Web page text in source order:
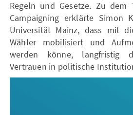
Regeln und Gesetze. Zu dem
Campaigning erklärte Simon
Universität Mainz, dass mit
Wähler mobilisiert und
werden könne, langfristig
Vertrauen in politische